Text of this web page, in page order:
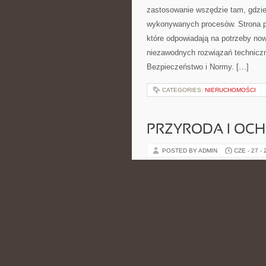
zastosowanie wszędzie tam,
wykonywanych procesów. Strona
które odpowiadają na potrzeby
niezawodnych rozwiązań
Bezpieczeństwo i Normy. […]
CATEGORIES: NIERUCHOMOŚCI
PRZYRODA I
POSTED BY ADMIN CZE - 27 -